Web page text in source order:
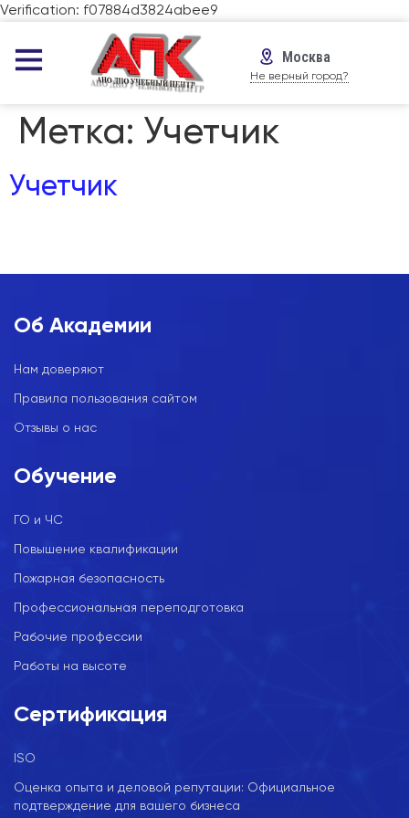
Verification: f07884d3824abee9
Москва
Не верный город?
Метка: Учетчик
Учетчик
Об Академии
Нам доверяют
Правила пользования сайтом
Отзывы о нас
Обучение
ГО и ЧС
Повышение квалификации
Пожарная безопасность
Профессиональная переподготовка
Рабочие профессии
Работы на высоте
Сертификация
ISO
Оценка опыта и деловой репутации: Официальное
подтверждение для вашего бизнеса